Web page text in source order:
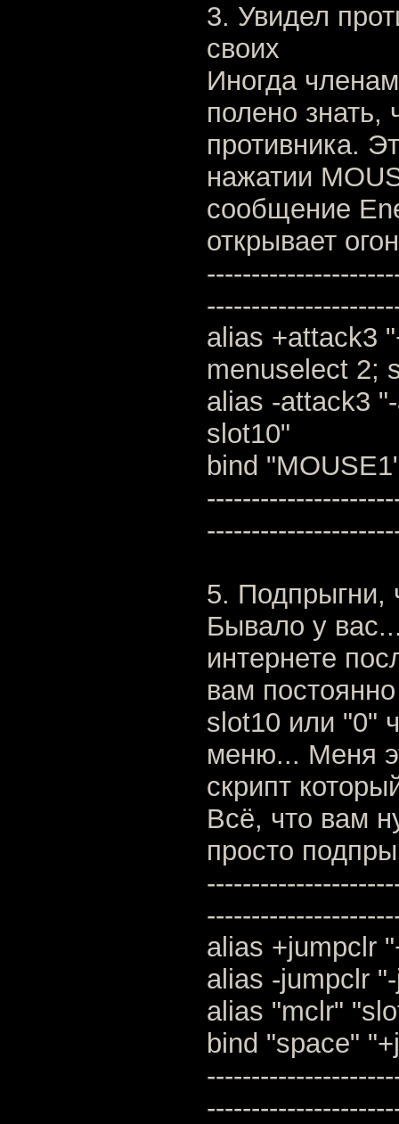
3. Увидел
своих
Иногда
полено знать,
противника.
нажатии
сообщение
открывает
alias +attack3
menuselect 2;
alias -attack3
slot10"
bind
5. Подпрыгни,
Бывало у
интернете
вам
slot10 или "0"
меню... Меня
скрипт
Всё, что вам
просто
alias +jumpclr
alias -jumpclr
alias "mclr"
bind "space"